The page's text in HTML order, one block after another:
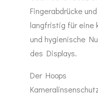
Fingerabdrücke
langfristig für eine
und hygienische
des Displays.
Der Hoops